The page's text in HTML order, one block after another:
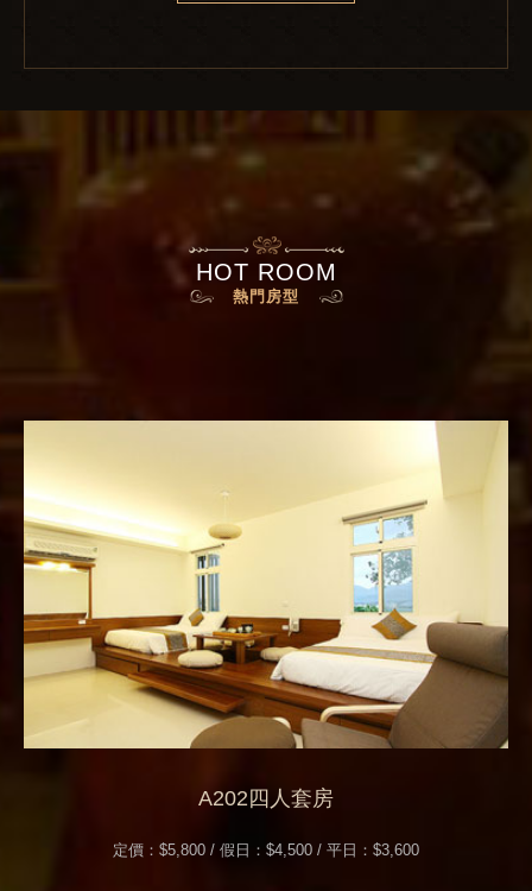
HOT ROOM
熱門房型
A202四人套房
定價：$5,800 / 假日：$4,500 / 平日：$3,600